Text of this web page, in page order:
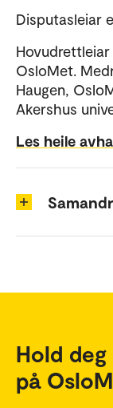
Disputasleiar
OsloMet.
Haugen,
Akershus
Les heile
Hold
på